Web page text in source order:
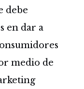
debe
en dar a
medio de